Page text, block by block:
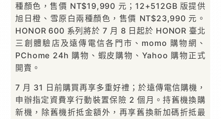
種顏色，售價 NT$19,990 元；12+512GB 版提供
旭日橙、雪原白兩種顏色，售價 NT$23,990 元。
HONOR 600 系列將於 7 月 8 日起於 HONOR 臺北
三創體驗店及遠傳電信各門市、momo 購物網、
PChome 24h 購物、蝦皮購物、Yahoo 購物正式
開賣。
7 月 31 日前購買再享多重好禮；於遠傳電信購機，
申辦指定資費享行動裝置保險 2 個月。持舊機換購
新機，除舊機折抵金額外，再享舊換新加碼折抵最